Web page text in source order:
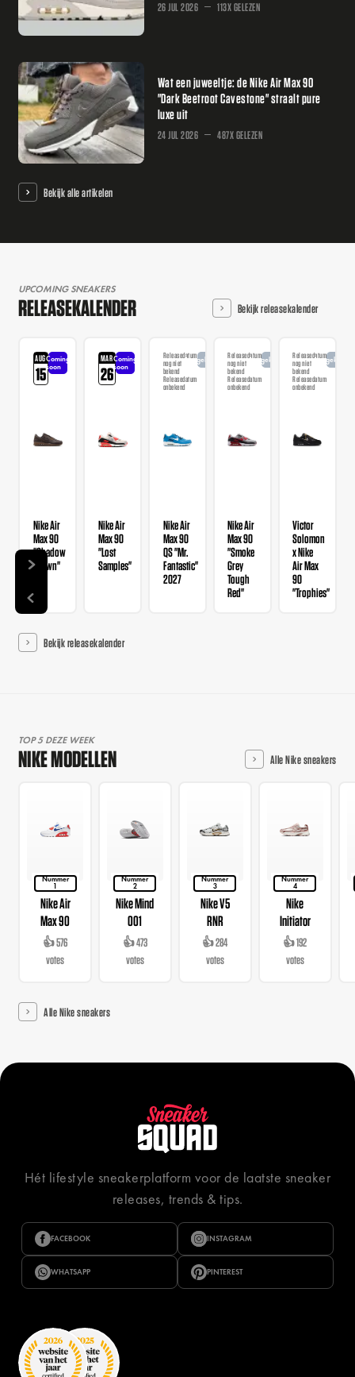
26 JUL 2026 113X GELEZEN
Wat een juweeltje: de Nike Air Max 90
"Dark Beetroot Cavestone" straalt pure
luxe uit
24 JUL 2026 487X GELEZEN
Bekijk alle artikelen
UPCOMING SNEAKERS
RELEASEKALENDER Bekijk releasekalender
AUG
15
Coming
soon
Nike Air
Max 90
"Shadow
Brown"
MAR
26
Coming
soon
Nike Air
Max 90
"Lost
Samples"
Releasedatum
nog niet
bekend
Releasedatum
onbekend
Aangekondigd
Nike Air
Max 90
QS "Mr.
Fantastic"
2027
Releasedatum
nog niet
bekend
Releasedatum
onbekend
Aangekondigd
Nike Air
Max 90
"Smoke
Grey
Tough
Red"
Releasedatum
nog niet
bekend
Releasedatum
onbekend
Victor
Solomon
x Nike
Air Max
90
"Trophies"
Bekijk releasekalender
TOP 5 DEZE WEEK
NIKE MODELLEN Alle Nike sneakers
Nummer
1
Nike Air
Max 90
👍 576
votes
Nummer
2
Nike Mind
001
👍 473
votes
Nummer
3
Nike V5
RNR
👍 284
votes
Nummer
4
Nike
Initiator
👍 192
votes
Alle Nike sneakers
Hét lifestyle sneakerplatform voor de laatste sneaker
releases, trends & tips.
FACEBOOK INSTAGRAM
WHATSAPP PINTEREST